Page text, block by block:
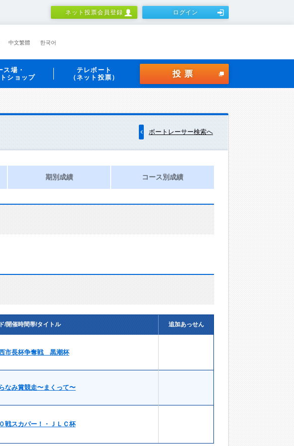
ネット投票会員登録 ログイン
中文繁體 한국어
ス場・
ショップ
テレボート
（ネット投票）
投票
ボートレーサー検索へ
期別成績 コース別成績
/開催時間帯/タイトル 追加あっせん
市長杯争奪戦 黒潮杯
なみ賞競走〜まくって〜
戦スカパー！・ＪＬＣ杯